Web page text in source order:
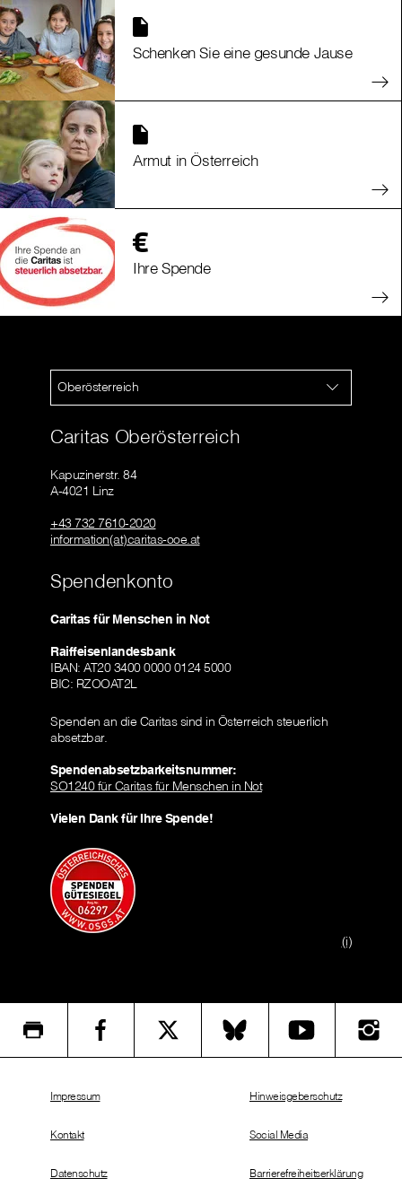
Schenken Sie eine gesunde Jause
Armut in Österreich
Ihre Spende
Oberösterreich
Caritas Oberösterreich
Kapuzinerstr. 84
A-4021 Linz
+43 732 7610-2020
information(at)caritas-ooe.at
Spendenkonto
Caritas für Menschen in Not
Raiffeisenlandesbank
IBAN: AT20 3400 0000 0124 5000
BIC: RZOOAT2L
Spenden an die Caritas sind in Österreich steuerlich
absetzbar.
Spendenabsetzbarkeitsnummer:
SO1240 für Caritas für Menschen in Not
Vielen Dank für Ihre Spende!
(i)
Impressum
Kontakt
Datenschutz
Hinweisgeberschutz
Social Media
Barrierefreiheitserklärung